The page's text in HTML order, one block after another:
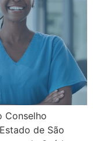
Conselho
de São